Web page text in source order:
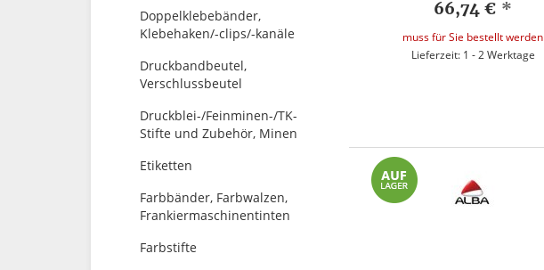
66,74 € *
muss für Sie bestellt werden
Lieferzeit: 1 - 2 Werktage
Doppelklebebänder,
Klebehaken/-clips/-kanäle
Druckbandbeutel,
Verschlussbeutel
Druckblei-/Feinminen-/TK-
Stifte und Zubehör, Minen
Etiketten
Farbbänder, Farbwalzen,
Frankiermaschinentinten
Farbstifte